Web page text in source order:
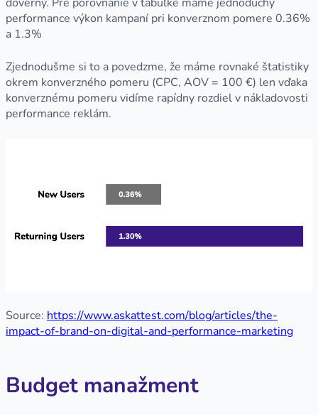
performance výkon kampaní pri konverznom pomere 0.36%
a 1.3%
Zjednodušme si to a povedzme, že máme rovnaké štatistiky
okrem konverzného pomeru (CPC, AOV = 100 €) len vďaka
konverznému pomeru vidíme rapídny rozdiel v nákladovosti
performance reklám.
Source: https://www.askattest.com/blog/articles/the-
impact-of-brand-on-digital-and-performance-marketing
Budget manažment